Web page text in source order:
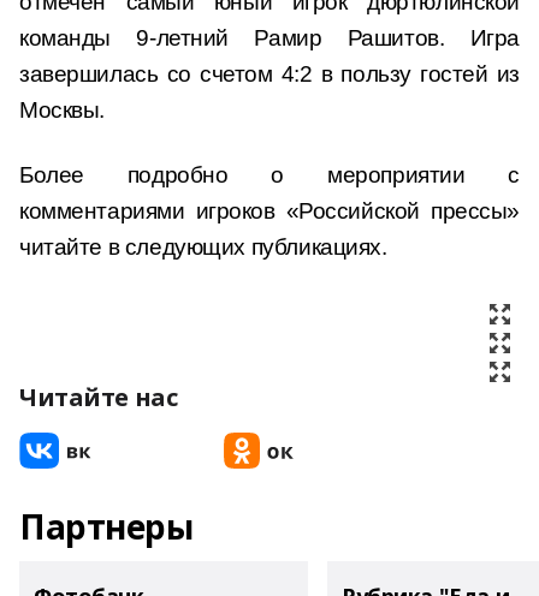
команды 9-летний Рамир Рашитов. Игра
завершилась со счетом 4:2 в пользу гостей из
Москвы.
Более подробно о мероприятии с
комментариями игроков «Российской прессы»
читайте в следующих публикациях.
Читайте нас
Партнеры